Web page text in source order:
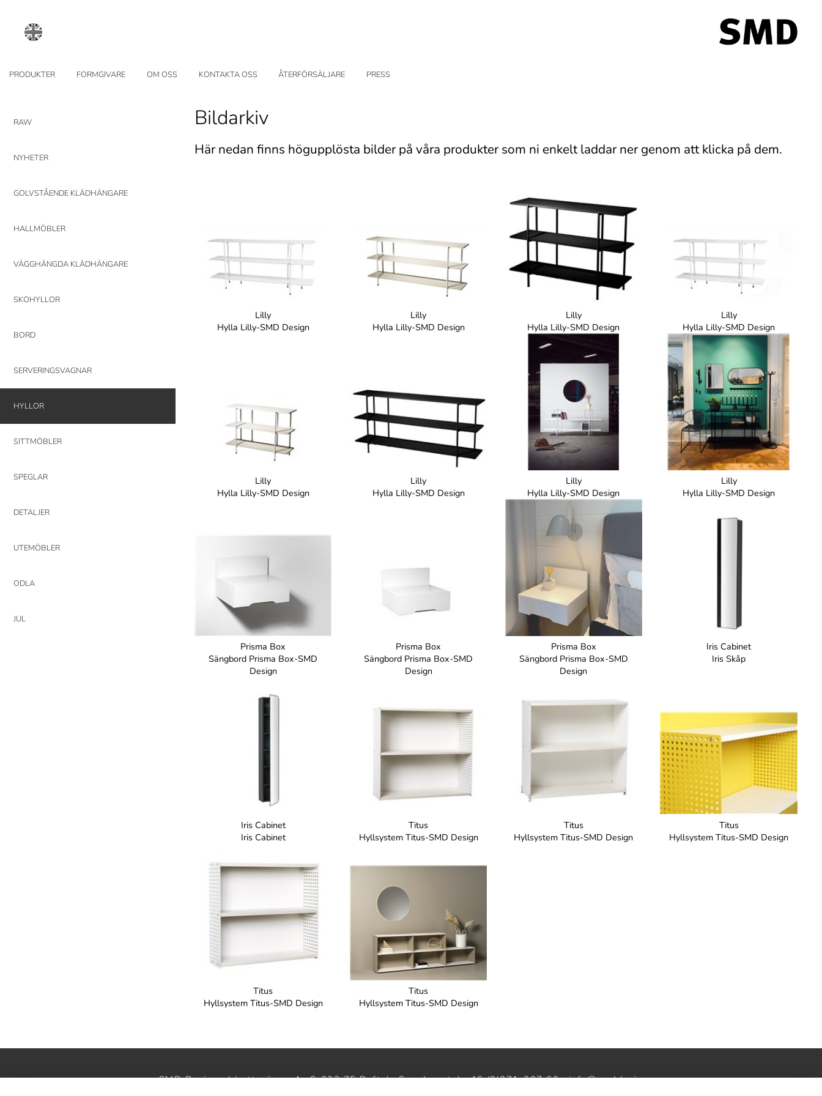
PRODUKTER FORMGIVARE OM OSS KONTAKTA OSS ÅTERFÖRSÄLJARE PRESS
Bildarkiv
Här nedan finns högupplösta bilder på våra produkter som ni enkelt laddar ner genom att klicka på dem.
Lilly
Hylla Lilly-SMD Design
Lilly
Hylla Lilly-SMD Design
Lilly
Hylla Lilly-SMD Design
Lilly
Hylla Lilly-SMD Design
Lilly
Hylla Lilly-SMD Design
Lilly
Hylla Lilly-SMD Design
Lilly
Hylla Lilly-SMD Design
Lilly
Hylla Lilly-SMD Design
Prisma Box
Sängbord Prisma Box-SMD
Design
Prisma Box
Sängbord Prisma Box-SMD
Design
Prisma Box
Sängbord Prisma Box-SMD
Design
Iris Cabinet
Iris Skåp
Iris Cabinet
Iris Cabinet
Titus
Hyllsystem Titus-SMD Design
Titus
Hyllsystem Titus-SMD Design
Titus
Hyllsystem Titus-SMD Design
Titus
Hyllsystem Titus-SMD Design
Titus
Hyllsystem Titus-SMD Design
RAW
NYHETER
GOLVSTÅENDE KLÄDHÄNGARE
HALLMÖBLER
VÄGGHÄNGDA KLÄDHÄNGARE
SKOHYLLOR
BORD
SERVERINGSVAGNAR
HYLLOR
SITTMÖBLER
SPEGLAR
DETALJER
UTEMÖBLER
ODLA
JUL
SMD Design · Idrottsvägen 4 · S-333 75 Reftele Sweden · tel +46 (0)371-207 60 ·info@smddesign.se